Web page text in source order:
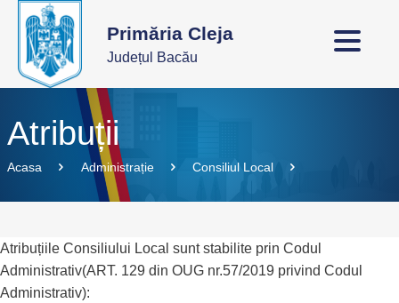
Primăria Cleja
Județul Bacău
Atribuții
Acasa Administrație Consiliul Local
Atribuțiile Consiliului Local sunt stabilite prin Codul
Administrativ(ART. 129 din OUG nr.57/2019 privind Codul
Administrativ):